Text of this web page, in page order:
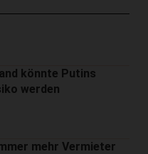
könnte Putins
werden
mehr Vermieter